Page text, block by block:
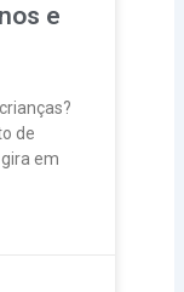
e
de
em